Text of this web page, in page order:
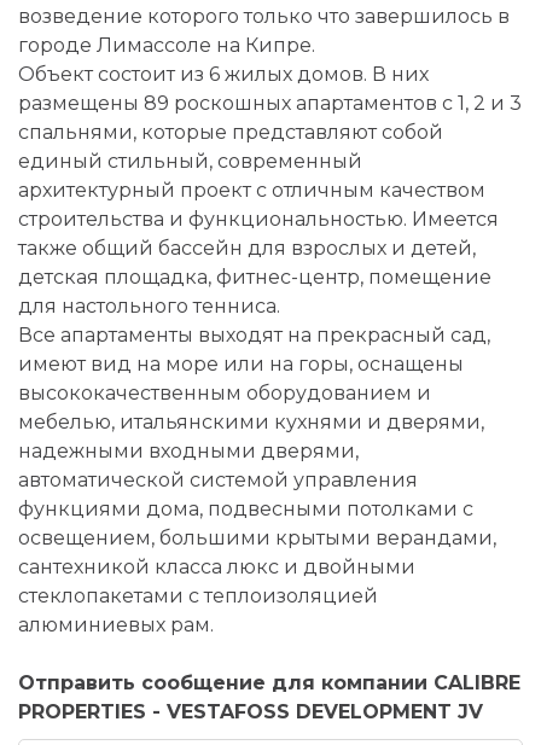
возведение которого только что завершилось в
городе Лимассоле на Кипре.
Объект состоит из 6 жилых домов. В них
размещены 89 роскошных апартаментов с 1, 2 и 3
спальнями, которые представляют собой
единый стильный, современный
архитектурный проект с отличным качеством
строительства и функциональностью. Имеется
также общий бассейн для взрослых и детей,
детская площадка, фитнес-центр, помещение
для настольного тенниса.
Все апартаменты выходят на прекрасный сад,
имеют вид на море или на горы, оснащены
высококачественным оборудованием и
мебелью, итальянскими кухнями и дверями,
надежными входными дверями,
автоматической системой управления
функциями дома, подвесными потолками с
освещением, большими крытыми верандами,
сантехникой класса люкс и двойными
стеклопакетами с теплоизоляцией
алюминиевых рам.
Отправить сообщение для компании CALIBRE
PROPERTIES - VESTAFOSS DEVELOPMENT JV